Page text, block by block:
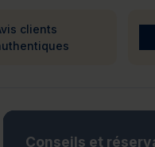
clients
Conseils et